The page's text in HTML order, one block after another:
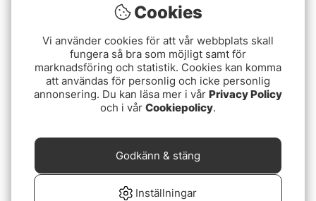
Molix Waterproof Dry
Bag 10 LT Grey
IFISH Dry Bag 20L Blue
349 kr
Cookies
Vi använder cookies för att vår webbplats skall
fungera så bra som möjligt samt för
marknadsföring och statistik. Cookies kan komma
att användas för personlig och icke personlig
annonsering. Du kan läsa mer i vår Privacy Policy
och i vår Cookiepolicy.
Inställningar
Godkänn & stäng